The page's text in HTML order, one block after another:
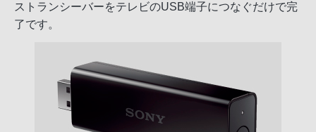
ストランシーバーをテレビのUSB端子につなぐだけで完
了です。